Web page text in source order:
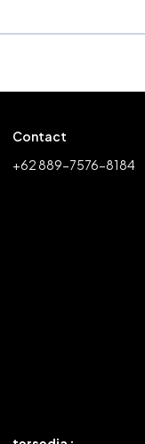
Contact
+62 889-7576-8184